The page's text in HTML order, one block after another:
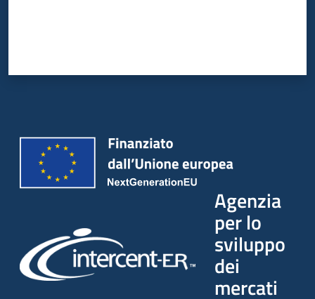
Agenzia
per lo
sviluppo
dei
mercati